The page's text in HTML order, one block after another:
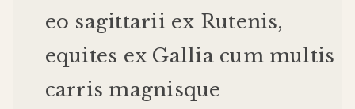
eo sagittarii ex Rutenis,
equites ex Gallia cum multis
carris magnisque